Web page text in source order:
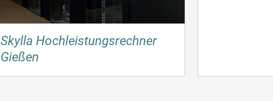
Skylla Hochleistungsrechner
Gießen